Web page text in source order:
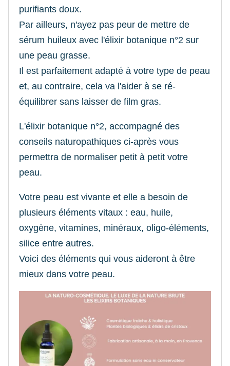
purifiants doux.
Par ailleurs, n'ayez pas peur de mettre de
sérum huileux avec l'élixir botanique n°2 sur
une peau grasse.
Il est parfaitement adapté à votre type de peau
et, au contraire, cela va l'aider à se ré-
équilibrer sans laisser de film gras.
L'élixir botanique n°2, accompagné des
conseils naturopathiques ci-après vous
permettra de normaliser petit à petit votre
peau.
Votre peau est vivante et elle a besoin de
plusieurs éléments vitaux : eau, huile,
oxygène, vitamines, minéraux, oligo-éléments,
silice entre autres.
Voici des éléments qui vous aideront à être
mieux dans votre peau.